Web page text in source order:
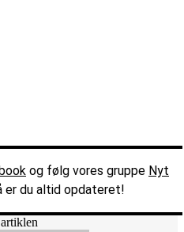
og følg vores gruppe Nyt
er du altid opdateret!